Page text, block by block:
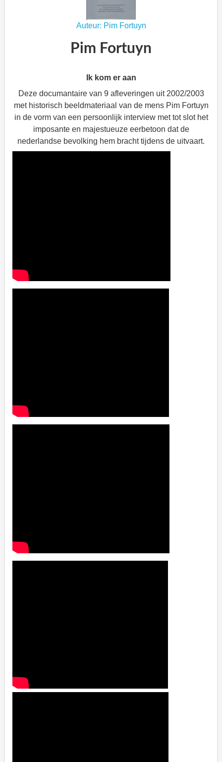
Auteur: Pim Fortuyn
Pim Fortuyn
Ik kom er aan
Deze documantaire van 9 afleveringen uit 2002/2003
met historisch beeldmateriaal van de mens Pim Fortuyn
in de vorm van een persoonlijk interview met tot slot het
imposante en majestueuze eerbetoon dat de
nederlandse bevolking hem bracht tijdens de uitvaart.